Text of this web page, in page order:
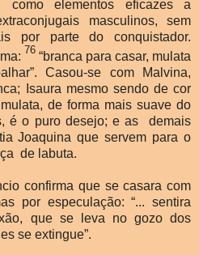
como elementos eficazes a
masculinos, sem
por parte do conquistador.
76 “branca para casar, mulata
Casou-se com Malvina,
Isaura mesmo sendo de cor
de forma mais suave do
é o puro desejo; e as demais
Joaquina que servem para o
de labuta.
confirma que se casara com
por especulação: “... sentira
que se leva no gozo dos
se extingue”.